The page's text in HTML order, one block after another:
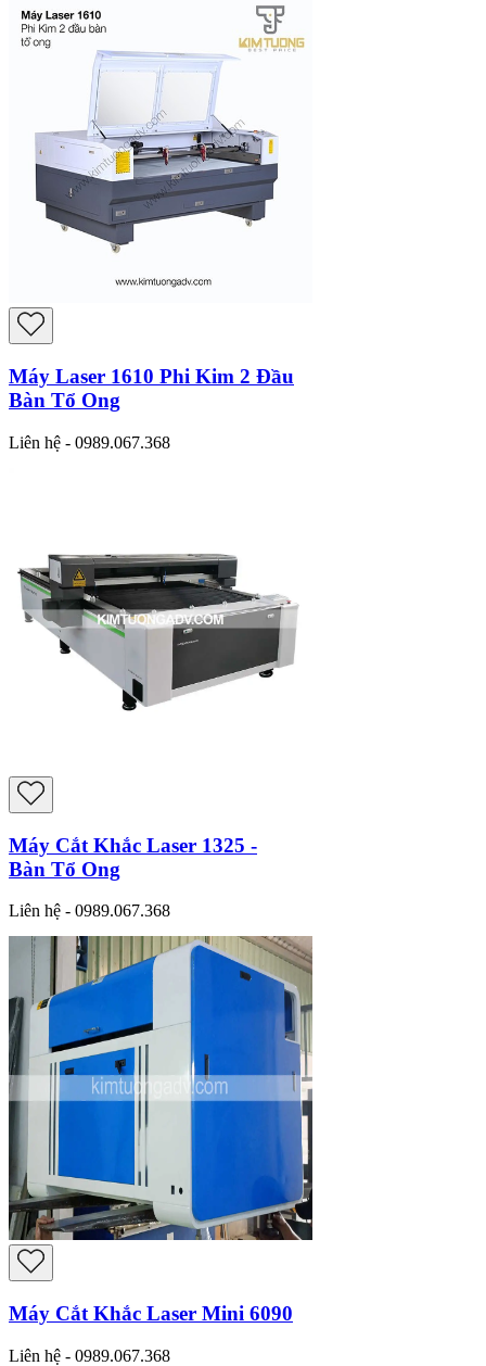
Máy Laser 1610 Phi Kim 2 Đầu
Bàn Tổ Ong
Liên hệ - 0989.067.368
Máy Cắt Khắc Laser 1325 -
Bàn Tổ Ong
Liên hệ - 0989.067.368
Máy Cắt Khắc Laser Mini 6090
Liên hệ - 0989.067.368